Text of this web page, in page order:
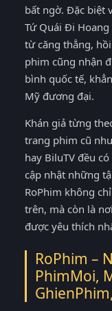
bất ngờ. Đặc biệt
Tứ Quái Đi
từ căng thẳng,
phim cũng nhận
bình quốc tế,
Mỹ đương đại.
Khán giả từng
trang phim cũ
hay BiluTV đều
cập nhật những
RoPhim không
trên, mà còn là
được yêu thích
RoPhim –
PhimMoi,